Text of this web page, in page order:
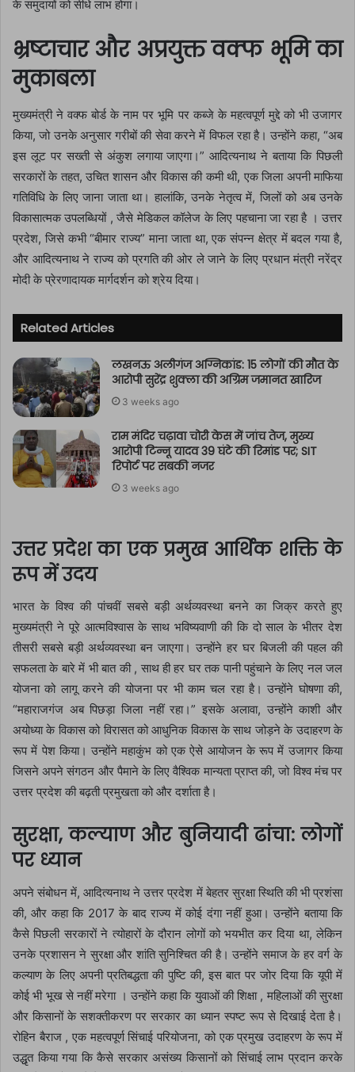
के समुदायों को सीधे लाभ होगा।
भ्रष्टाचार और अप्रयुक्त वक्फ भूमि का
मुकाबला
मुख्यमंत्री ने वक्फ बोर्ड के नाम पर भूमि पर कब्जे के महत्वपूर्ण मुद्दे को भी उजागर
किया, जो उनके अनुसार गरीबों की सेवा करने में विफल रहा है। उन्होंने कहा, “अब
इस लूट पर सख्ती से अंकुश लगाया जाएगा।” आदित्यनाथ ने बताया कि पिछली
सरकारों के तहत, उचित शासन और विकास की कमी थी, एक जिला अपनी माफिया
गतिविधि के लिए जाना जाता था। हालांकि, उनके नेतृत्व में, जिलों को अब उनके
विकासात्मक उपलब्धियों , जैसे मेडिकल कॉलेज के लिए पहचाना जा रहा है । उत्तर
प्रदेश, जिसे कभी “बीमार राज्य” माना जाता था, एक संपन्न क्षेत्र में बदल गया है,
और आदित्यनाथ ने राज्य को प्रगति की ओर ले जाने के लिए प्रधान मंत्री नरेंद्र
मोदी के प्रेरणादायक मार्गदर्शन को श्रेय दिया।
Related Articles
लखनऊ अलीगंज अग्निकांड: 15 लोगों की मौत के
आरोपी सुरेंद्र शुक्ला की अग्रिम जमानत खारिज
3 weeks ago
राम मंदिर चढ़ावा चोरी केस में जांच तेज, मुख्य
आरोपी टिन्नू यादव 39 घंटे की रिमांड पर; SIT
रिपोर्ट पर सबकी नजर
3 weeks ago
उत्तर प्रदेश का एक प्रमुख आर्थिक शक्ति के
रूप में उदय
भारत के विश्व की पांचवीं सबसे बड़ी अर्थव्यवस्था बनने का जिक्र करते हुए
मुख्यमंत्री ने पूरे आत्मविश्वास के साथ भविष्यवाणी की कि दो साल के भीतर देश
तीसरी सबसे बड़ी अर्थव्यवस्था बन जाएगा। उन्होंने हर घर बिजली की पहल की
सफलता के बारे में भी बात की , साथ ही हर घर तक पानी पहुंचाने के लिए नल जल
योजना को लागू करने की योजना पर भी काम चल रहा है। उन्होंने घोषणा की,
“महाराजगंज अब पिछड़ा जिला नहीं रहा।” इसके अलावा, उन्होंने काशी और
अयोध्या के विकास को विरासत को आधुनिक विकास के साथ जोड़ने के उदाहरण के
रूप में पेश किया। उन्होंने महाकुंभ को एक ऐसे आयोजन के रूप में उजागर किया
जिसने अपने संगठन और पैमाने के लिए वैश्विक मान्यता प्राप्त की, जो विश्व मंच पर
उत्तर प्रदेश की बढ़ती प्रमुखता को और दर्शाता है।
सुरक्षा, कल्याण और बुनियादी ढांचा: लोगों
पर ध्यान
अपने संबोधन में, आदित्यनाथ ने उत्तर प्रदेश में बेहतर सुरक्षा स्थिति की भी प्रशंसा
की, और कहा कि 2017 के बाद राज्य में कोई दंगा नहीं हुआ। उन्होंने बताया कि
कैसे पिछली सरकारों ने त्योहारों के दौरान लोगों को भयभीत कर दिया था, लेकिन
उनके प्रशासन ने सुरक्षा और शांति सुनिश्चित की है। उन्होंने समाज के हर वर्ग के
कल्याण के लिए अपनी प्रतिबद्धता की पुष्टि की, इस बात पर जोर दिया कि यूपी में
कोई भी भूख से नहीं मरेगा । उन्होंने कहा कि युवाओं की शिक्षा , महिलाओं की सुरक्षा
और किसानों के सशक्तीकरण पर सरकार का ध्यान स्पष्ट रूप से दिखाई देता है।
रोहिन बैराज , एक महत्वपूर्ण सिंचाई परियोजना, को एक प्रमुख उदाहरण के रूप में
उद्धृत किया गया कि कैसे सरकार असंख्य किसानों को सिंचाई लाभ प्रदान करके